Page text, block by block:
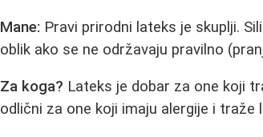
Mane: Pravi prirodni lateks je skuplji.
oblik ako se ne održavaju pravilno
Za koga? Lateks je dobar za one koji
odlični za one koji imaju alergije i traže